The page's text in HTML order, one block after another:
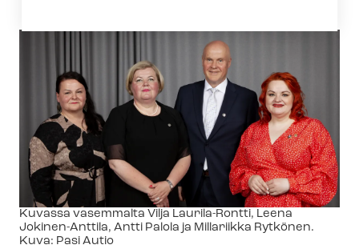
Kuvateksti
Kuvassa vasemmalta Vilja Laurila-Rontti, Leena
Jokinen-Anttila, Antti Palola ja Millariikka Rytkönen.
Kuva: Pasi Autio